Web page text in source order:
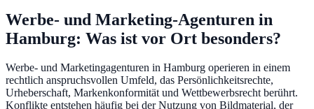
Werbe- und Marketing-Agenturen in
Hamburg: Was ist vor Ort besonders?
Werbe- und Marketingagenturen in Hamburg operieren in einem
rechtlich anspruchsvollen Umfeld, das Persönlichkeitsrechte,
Urheberschaft, Markenkonformität und Wettbewerbsrecht berührt.
Konflikte entstehen häufig bei der Nutzung von Bildmaterial, der